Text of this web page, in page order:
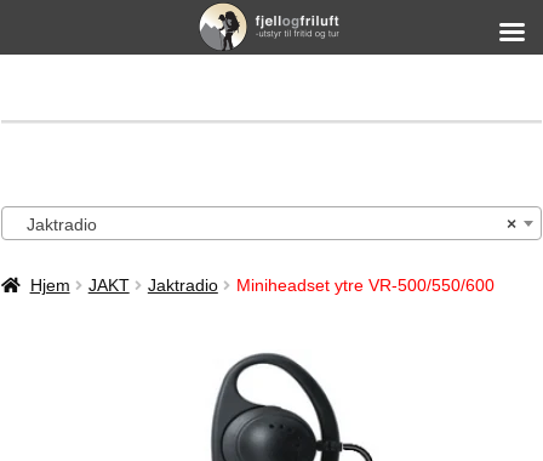
×
Jaktradio
Hjem JAKT Jaktradio Miniheadset ytre VR-500/550/600